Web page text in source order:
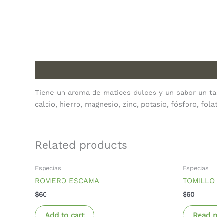
Tiene un aroma de matices dulces y un sabor un
calcio, hierro, magnesio, zinc, potasio, fósforo,
Related products
Especias
ROMERO ESCAMA
$60
Add to cart
Especias
TOMILLO
$60
Read